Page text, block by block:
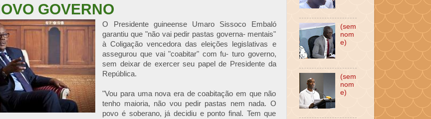
GOVERNO
O Presidente guineense Umaro Sissoco Embaló
garantiu que "não vai pedir pastas governa- mentais"
à Coligação vencedora das eleições legislativas e
assegurou que vai "coabitar" com fu- turo governo,
sem deixar de exercer seu papel de Presidente da
República.
"Vou para uma nova era de coabitação em que não
tenho maioria, não vou pedir pastas nem nada. O
povo é soberano, já decidiu e ponto final. Tem que
(sem
nom
e)
(sem
nom
e)